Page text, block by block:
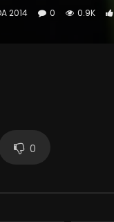
2014 0 0.9K
0